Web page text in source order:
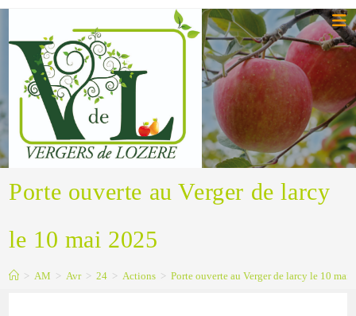
Porte ouverte au Verger de larcy
le 10 mai 2025
> AM > Avr > 24 > Actions > Porte ouverte au Verger de larcy le 10 mai